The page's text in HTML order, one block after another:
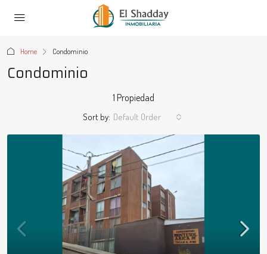
Home Condominio
Condominio
1 Propiedad
Sort by: Default Order